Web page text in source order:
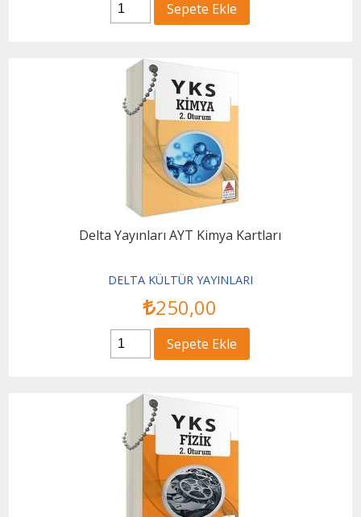
Sepete Ekle
Delta Yayınları AYT Kimya Kartları
DELTA KÜLTÜR YAYINLARI
250,00
Sepete Ekle